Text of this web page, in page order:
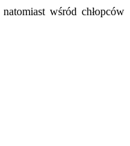
wśród chłopców